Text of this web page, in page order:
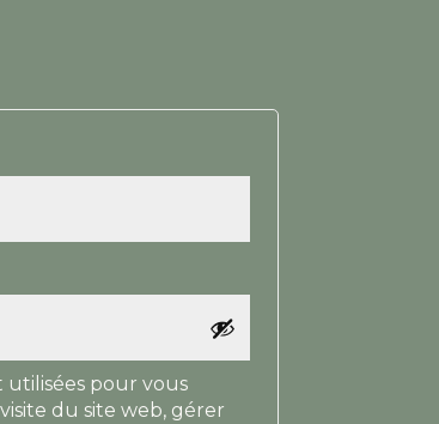
utilisées pour vous
du site web, gérer